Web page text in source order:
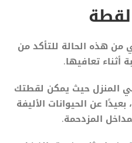
من هذه الحالة للتأكد من
أثناء تعافيها.
المنزل حيث يمكن لقطتك
عن الحيوانات الأليفة
المزدحمة.